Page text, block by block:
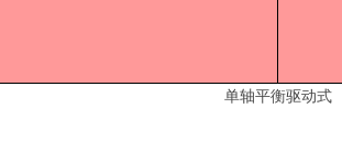
单轴平衡驱动式